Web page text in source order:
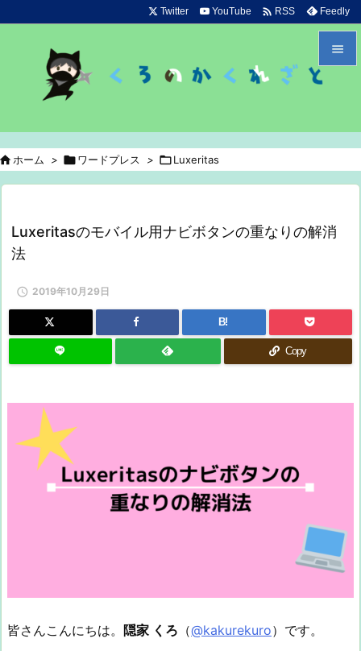

前へ
次へ
Twitter YouTube  RSS Feedly
ホーム > ワードプレス > Luxeritas
Luxeritasのモバイル用ナビボタンの重なりの解消
法
 2019年10月29日
B!
Copy
皆さんこんにちは。 隠家 くろ （@kakurekuro）です。